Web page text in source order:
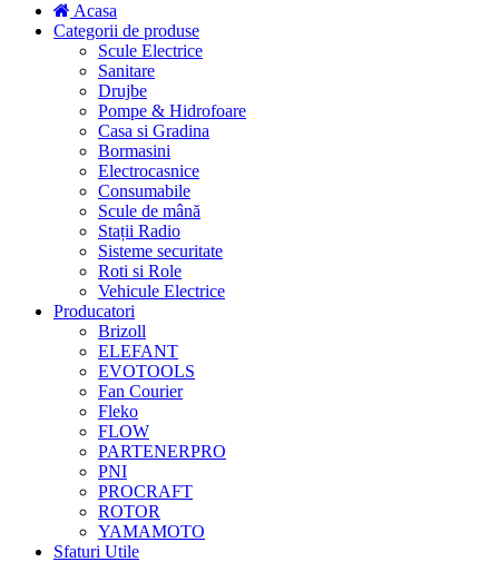
Acasa
Categorii de produse
Scule Electrice
Sanitare
Drujbe
Pompe & Hidrofoare
Casa si Gradina
Bormasini
Electrocasnice
Consumabile
Scule de mână
Stații Radio
Sisteme securitate
Roti si Role
Vehicule Electrice
Producatori
Brizoll
ELEFANT
EVOTOOLS
Fan Courier
Fleko
FLOW
PARTENERPRO
PNI
PROCRAFT
ROTOR
YAMAMOTO
Sfaturi Utile